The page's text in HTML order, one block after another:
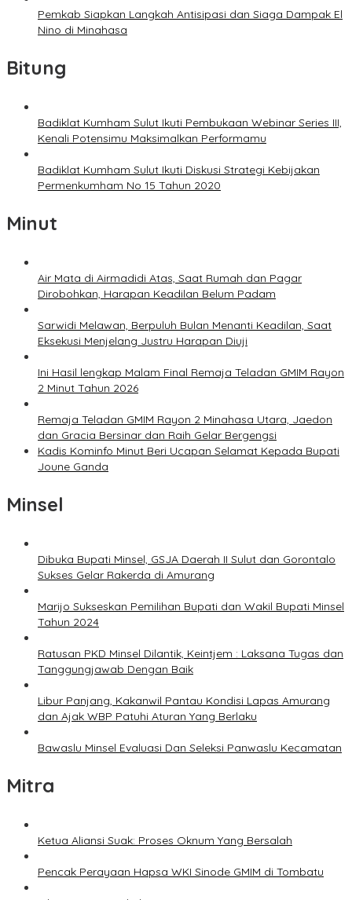
Pemkab Siapkan Langkah Antisipasi dan Siaga Dampak El
Nino di Minahasa
Bitung
Badiklat Kumham Sulut Ikuti Pembukaan Webinar Series III,
Kenali Potensimu Maksimalkan Performamu
Badiklat Kumham Sulut Ikuti Diskusi Strategi Kebijakan
Permenkumham No 15 Tahun 2020
Minut
Air Mata di Airmadidi Atas, Saat Rumah dan Pagar
Dirobohkan, Harapan Keadilan Belum Padam
Sarwidi Melawan, Berpuluh Bulan Menanti Keadilan, Saat
Eksekusi Menjelang Justru Harapan Diuji
Ini Hasil lengkap Malam Final Remaja Teladan GMIM Rayon
2 Minut Tahun 2026
Remaja Teladan GMIM Rayon 2 Minahasa Utara, Jaedon
dan Gracia Bersinar dan Raih Gelar Bergengsi
Kadis Kominfo Minut Beri Ucapan Selamat Kepada Bupati
Joune Ganda
Minsel
Dibuka Bupati Minsel, GSJA Daerah II Sulut dan Gorontalo
Sukses Gelar Rakerda di Amurang
Marijo Sukseskan Pemilihan Bupati dan Wakil Bupati Minsel
Tahun 2024
Ratusan PKD Minsel Dilantik, Keintjem : Laksana Tugas dan
Tanggungjawab Dengan Baik
Libur Panjang, Kakanwil Pantau Kondisi Lapas Amurang
dan Ajak WBP Patuhi Aturan Yang Berlaku
Bawaslu Minsel Evaluasi Dan Seleksi Panwaslu Kecamatan
Mitra
Ketua Aliansi Suak: Proses Oknum Yang Bersalah
Pencak Perayaan Hapsa WKI Sinode GMIM di Tombatu